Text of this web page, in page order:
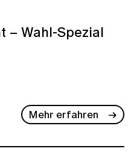
– Wahl-Spezial
Mehr erfahren